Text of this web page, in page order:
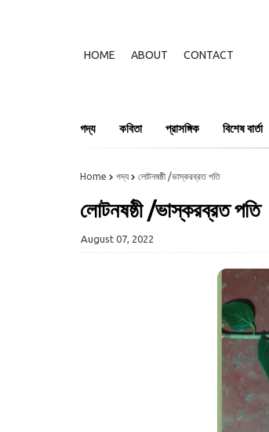
HOME ABOUT CONTACT
গদ্য কবিতা প্রাসঙ্গিক বিশেষ বার্তা
Home গদ্য লোটনষষ্ঠী /ভাস্করব্রত পতি
লোটনষষ্ঠী /ভাস্করব্রত পতি
August 07, 2022